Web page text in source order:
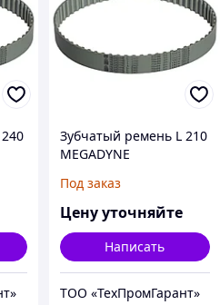
Зубчатый ремень L 210
MEGADYNE
Под заказ
Цену уточняйте
Написать
ТОО «ТехПромГарант»